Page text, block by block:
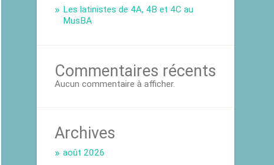
Les latinistes de 4A, 4B et 4C au
MusBA
Commentaires récents
Aucun commentaire à afficher.
Archives
août 2026